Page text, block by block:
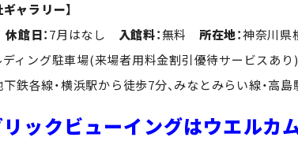
ャラリー】
休館日：7月はなし 入館料：無料 所在地：神奈川県
ィング駐車場(来場者用料金割引優待サービスあり)
鉄各線・横浜駅から徒歩7分、みなとみらい線・高
ックビューイングはウエルカ